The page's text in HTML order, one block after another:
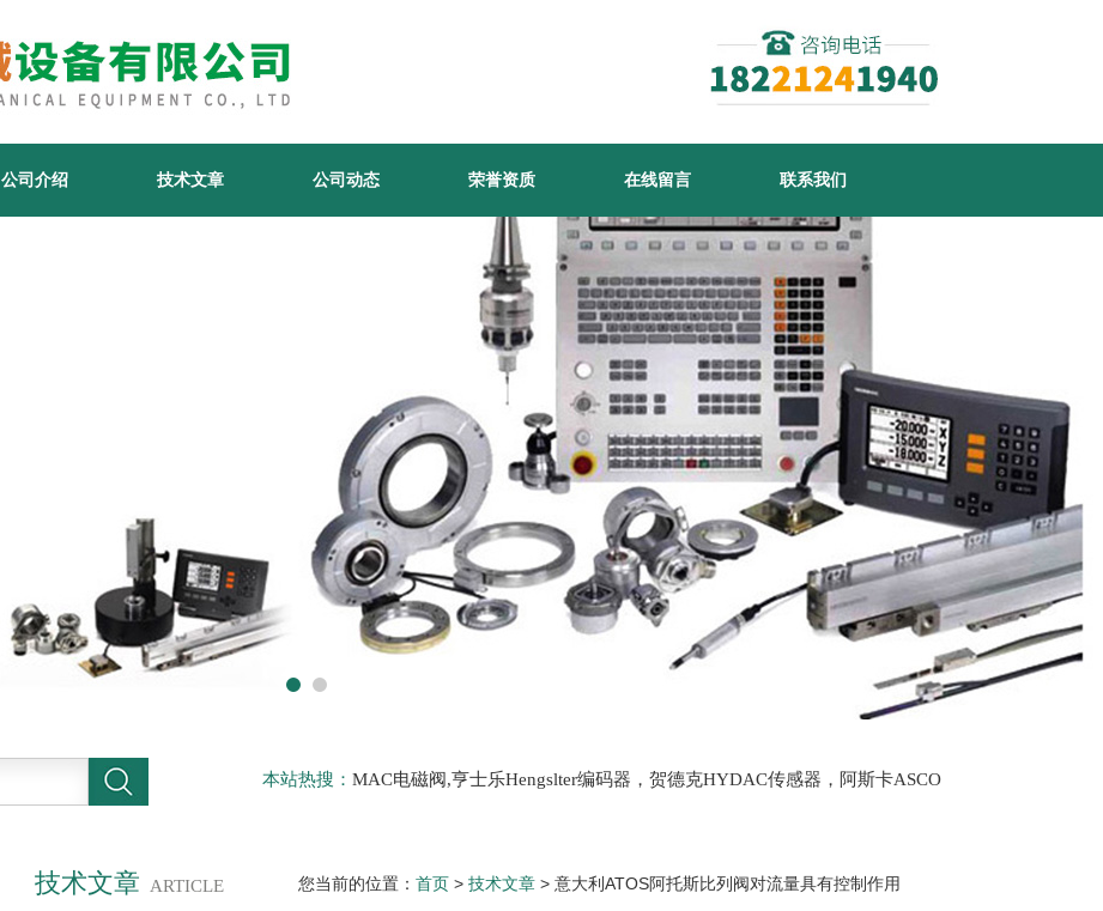
公司介绍 技术文章 公司动态 荣誉资质 在线留言 联系我们
本站热搜： MAC电磁阀,亨士乐Hengslter编码器，贺德克HYDAC传感器，阿斯卡ASCO
技术文章 ARTICLE 您当前的位置： 首页 > 技术文章 > 意大利ATOS阿托斯比列阀对流量具有控制作用